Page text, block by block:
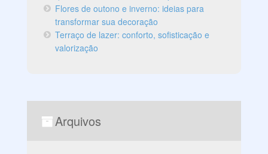
Flores de outono e inverno: ideias para
transformar sua decoração
Terraço de lazer: conforto, sofisticação e
valorização
Arquivos